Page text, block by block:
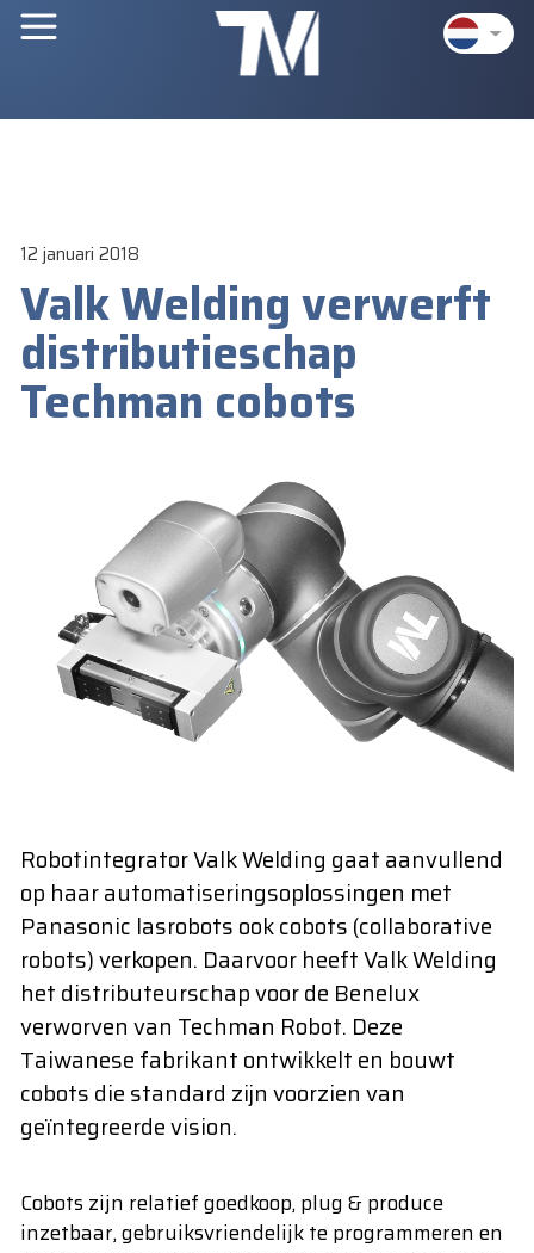
12 januari 2018
Valk Welding verwerft
distributieschap
Techman cobots
Robotintegrator Valk Welding gaat aanvullend
op haar automatiseringsoplossingen met
Panasonic lasrobots ook cobots (collaborative
robots) verkopen. Daarvoor heeft Valk Welding
het distributeurschap voor de Benelux
verworven van Techman Robot. Deze
Taiwanese fabrikant ontwikkelt en bouwt
cobots die standard zijn voorzien van
geïntegreerde vision.
Cobots zijn relatief goedkoop, plug & produce
inzetbaar, gebruiksvriendelijk te programmeren en